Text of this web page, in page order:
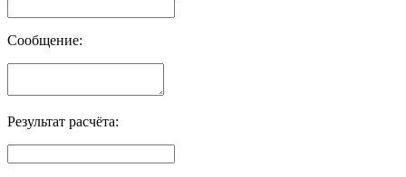
Сообщение:
Результат расчёта: